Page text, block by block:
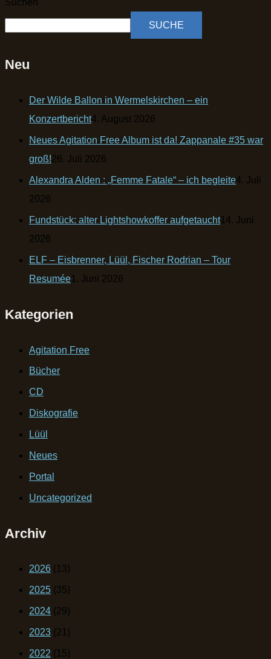
SUCHE
Neu
Der Wilde Ballon in Wermelskirchen – ein
Konzertbericht4. August 2026
Neues Agitation Free Album ist da! Zappanale #35 war
groß!26. Juli 2026
Alexandra Alden : „Femme Fatale“ – ich begleite4. Juli
2026
Fundstück: alter Lightshowkoffer aufgetaucht14. Juni
2026
ELF – Eisbrenner, Lüül, Fischer Rodrian – Tour
Resumée1. Juni 2026
Kategorien
Agitation Free
Bücher
CD
Diskografie
Lüül
Neues
Portal
Uncategorized
Archiv
2026 (13)
2025 (35)
2024 (29)
2023 (21)
2022 (15)